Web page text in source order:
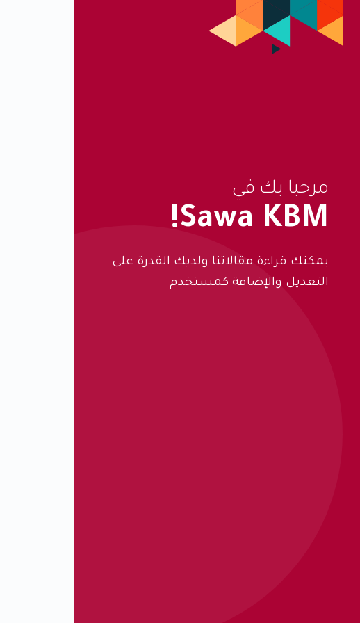
مرحبا بك في
Sawa KBM!
يمكنك قراءة مقالاتنا ولديك القدرة على
التعديل والإضافة كمستخدم